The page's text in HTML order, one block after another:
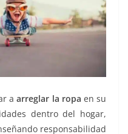
a arreglar la ropa en su
dentro del hogar,
responsabilidad